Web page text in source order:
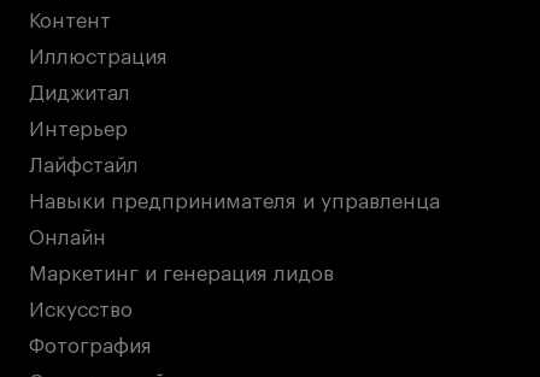
© 2026 БВШД
Лицензия на осуществление образовательной
Университет»
Карта сайта
Контент
Иллюстрация
Диджитал
Интерьер
Лайфстайл
Навыки предпринимателя и управленца
Онлайн
Маркетинг и генерация лидов
Искусство
Фотография